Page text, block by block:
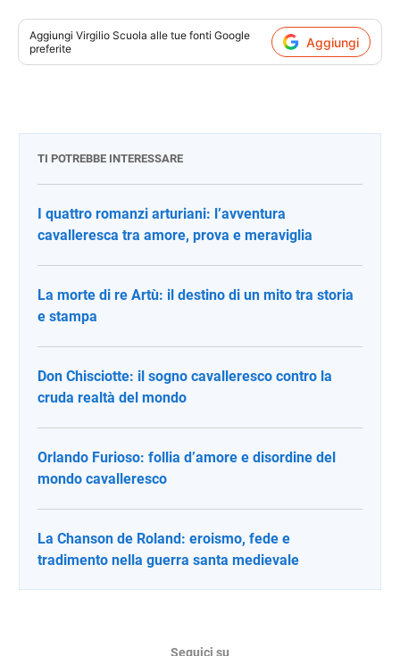
Aggiungi Virgilio Scuola alle tue fonti Google
preferite
Aggiungi
TI POTREBBE INTERESSARE
I quattro romanzi arturiani: l’avventura
cavalleresca tra amore, prova e meraviglia
La morte di re Artù: il destino di un mito tra storia
e stampa
Don Chisciotte: il sogno cavalleresco contro la
cruda realtà del mondo
Orlando Furioso: follia d’amore e disordine del
mondo cavalleresco
La Chanson de Roland: eroismo, fede e
tradimento nella guerra santa medievale
Seguici su